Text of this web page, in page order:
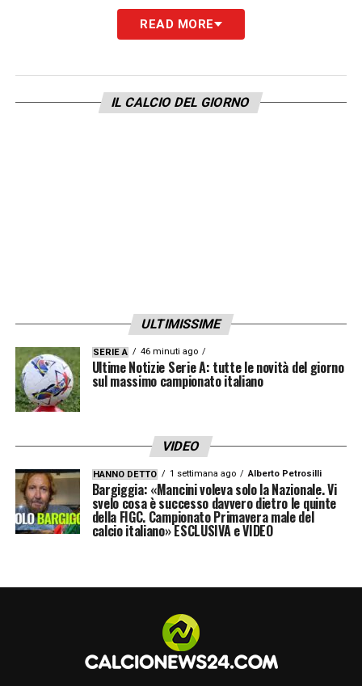
READ MORE
IL CALCIO DEL GIORNO
ULTIMISSIME
SERIE A 46 minuti ago
Ultime Notizie Serie A: tutte le novità del giorno
sul massimo campionato italiano
VIDEO
HANNO DETTO 1 settimana ago Alberto Petrosilli
Bargiggia: «Mancini voleva solo la Nazionale. Vi
svelo cosa è successo davvero dietro le quinte
della FIGC. Campionato Primavera male del
calcio italiano» ESCLUSIVA e VIDEO